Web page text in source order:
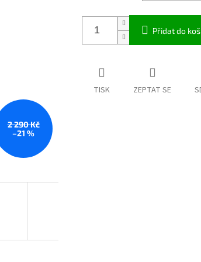
2 290 Kč
–21 %
Přidat do
TISK ZEPTAT SE